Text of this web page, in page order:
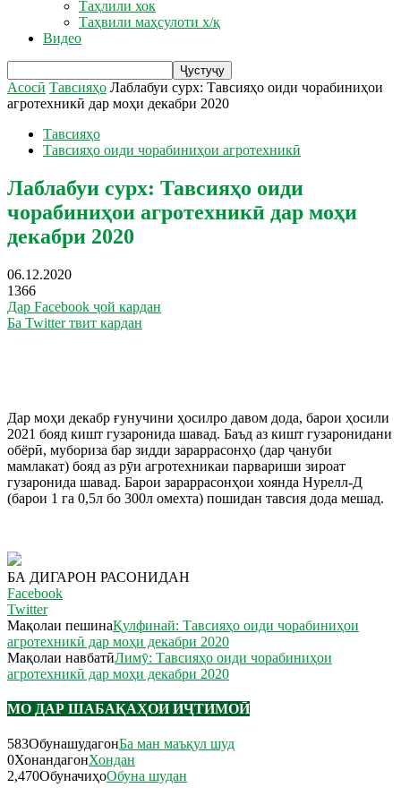
Таҳлили хок
Таҳвили маҳсулоти х/қ
Видео
Асосӣ Тавсияҳо Лаблабуи сурх: Тавсияҳо оиди чорабиниҳои
агротехникӣ дар моҳи декабри 2020
Тавсияҳо
Тавсияҳо оиди чорабиниҳои агротехникӣ
Лаблабуи сурх: Тавсияҳо оиди
чорабиниҳои агротехникӣ дар моҳи
декабри 2020
06.12.2020
1366
Дар Facebook ҷой кардан
Ба Twitter твит кардан
Дар моҳи декабр ғунучини ҳосилро давом дода, барои ҳосили
2021 бояд кишт гузаронида шавад. Баъд аз кишт гузаронидани
обёрӣ, мубориза бар зидди зараррасонҳо (дар ҷануби
мамлакат) бояд аз рӯи агротехникаи парвариши зироат
гузаронида шавад. Барои зараррасонҳои хоянда Нурелл-Д
(барои 1 га 0,5л бо 300л омехта) пошидан тавсия дода мешад.
БА ДИГАРОН РАСОНИДАН
Facebook
Twitter
Мақолаи пешинаҚулфинай: Тавсияҳо оиди чорабиниҳои
агротехникӣ дар моҳи декабри 2020
Мақолаи навбатӣЛимӯ: Тавсияҳо оиди чорабиниҳои
агротехникӣ дар моҳи декабри 2020
МО ДАР ШАБАҚАҲОИ ИҶТИМОӢ
583ОбунашудагонБа ман маъқул шуд
0ХонандагонХондан
2,470ОбуначиҳоОбуна шудан